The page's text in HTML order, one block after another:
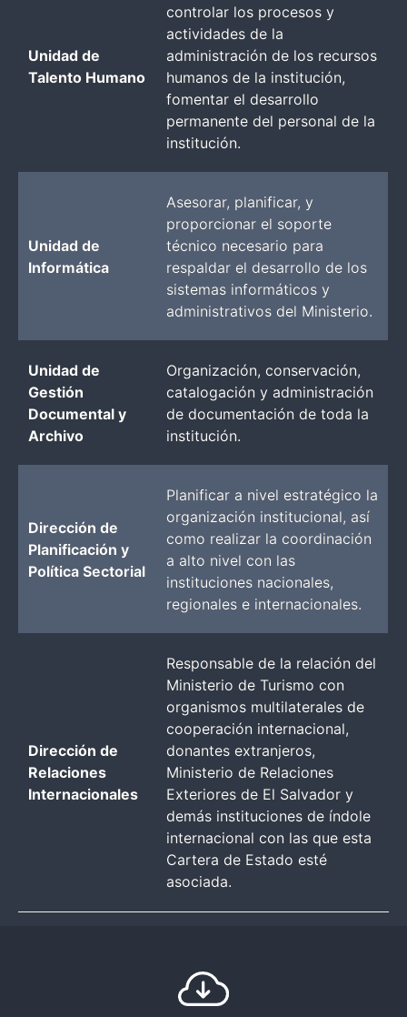
Unidad de
Talento Humano
controlar los procesos y
actividades de la
administración de los recursos
humanos de la institución,
fomentar el desarrollo
permanente del personal de la
institución.
Unidad de
Informática
Asesorar, planificar, y
proporcionar el soporte
técnico necesario para
respaldar el desarrollo de los
sistemas informáticos y
administrativos del Ministerio.
Unidad de
Gestión
Documental y
Archivo
Organización, conservación,
catalogación y administración
de documentación de toda la
institución.
Dirección de
Planificación y
Política Sectorial
Planificar a nivel estratégico la
organización institucional, así
como realizar la coordinación
a alto nivel con las
instituciones nacionales,
regionales e internacionales.
Dirección de
Relaciones
Internacionales
Responsable de la relación del
Ministerio de Turismo con
organismos multilaterales de
cooperación internacional,
donantes extranjeros,
Ministerio de Relaciones
Exteriores de El Salvador y
demás instituciones de índole
internacional con las que esta
Cartera de Estado esté
asociada.